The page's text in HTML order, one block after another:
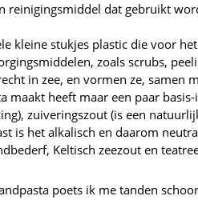
reinigingsmiddel dat gebruikt
kleine stukjes plastic die voor
zoals scrubs,
in zee, en vormen ze, samen
maakt heeft maar een paar
zuiveringszout (is een
is het alkalisch en daarom
Keltisch zeezout en
poets ik me tanden